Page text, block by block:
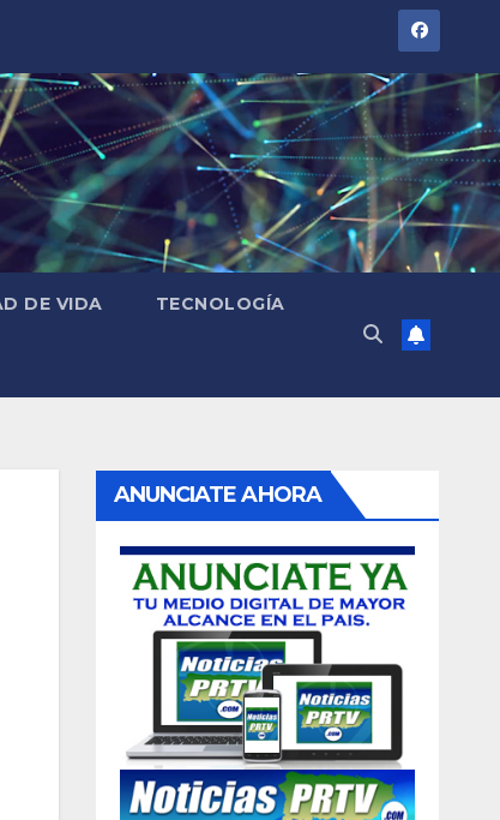
DE VIDA TECNOLOGÍA
ANUNCIATE AHORA